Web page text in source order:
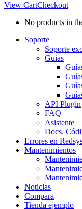
View CartCheckout
No products in
Soporte
Soporte
Guias
API Plugin
FAQ
Asistente
Docs.
Errores en
Mantenimientos
Noticias
Compara
Tienda ejemplo